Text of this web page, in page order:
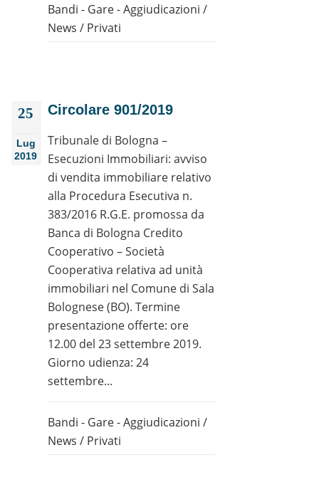
Bandi - Gare - Aggiudicazioni /
News / Privati
25
Lug
2019
Circolare 901/2019
Tribunale di Bologna –
Esecuzioni Immobiliari: avviso
di vendita immobiliare relativo
alla Procedura Esecutiva n.
383/2016 R.G.E. promossa da
Banca di Bologna Credito
Cooperativo – Società
Cooperativa relativa ad unità
immobiliari nel Comune di Sala
Bolognese (BO). Termine
presentazione offerte: ore
12.00 del 23 settembre 2019.
Giorno udienza: 24
settembre...
Bandi - Gare - Aggiudicazioni /
News / Privati